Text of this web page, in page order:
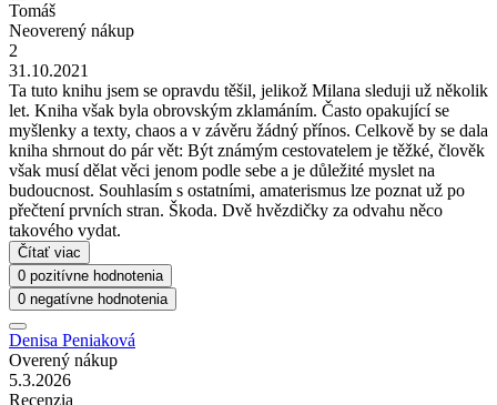
Tomáš
Neoverený nákup
2
31.10.2021
Ta tuto knihu jsem se opravdu těšil, jelikož Milana sleduji už několik
let. Kniha však byla obrovským zklamáním. Často opakující se
myšlenky a texty, chaos a v závěru žádný přínos. Celkově by se dala
kniha shrnout do pár vět: Být známým cestovatelem je těžké, člověk
však musí dělat věci jenom podle sebe a je důležité myslet na
budoucnost. Souhlasím s ostatními, amaterismus lze poznat už po
přečtení prvních stran. Škoda. Dvě hvězdičky za odvahu něco
takového vydat.
Čítať viac
0 pozitívne hodnotenia
0 negatívne hodnotenia
Denisa Peniaková
Overený nákup
5.3.2026
Recenzia